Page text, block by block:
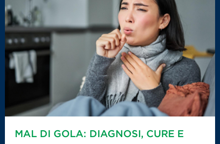
MAL DI GOLA: DIAGNOSI, CURE E